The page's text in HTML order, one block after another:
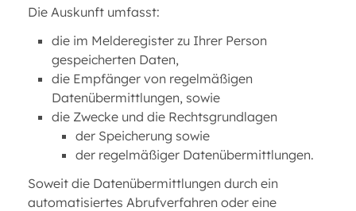
Die Auskunft umfasst:
die im Melderegister zu Ihrer Person
gespeicherten Daten,
die Empfänger von regelmäßigen
Datenübermittlungen, sowie
die Zwecke und die Rechtsgrundlagen
der Speicherung sowie
der regelmäßiger Datenübermittlungen.
Soweit die Datenübermittlungen durch ein
automatisiertes Abrufverfahren oder eine